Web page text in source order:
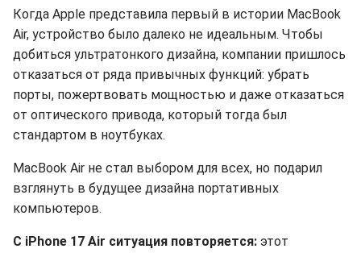
Когда Apple представила первый в истории MacBook
Air, устройство было далеко не идеальным. Чтобы
добиться ультратонкого дизайна, компании пришлось
отказаться от ряда привычных функций: убрать
порты, пожертвовать мощностью и даже отказаться
от оптического привода, который тогда был
стандартом в ноутбуках.
MacBook Air не стал выбором для всех, но подарил
взглянуть в будущее дизайна портативных
компьютеров.
С iPhone 17 Air ситуация повторяется: этот